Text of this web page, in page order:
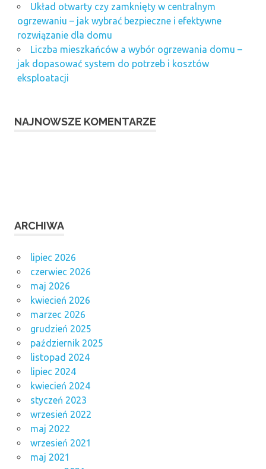
Układ otwarty czy zamknięty w centralnym
ogrzewaniu – jak wybrać bezpieczne i efektywne
rozwiązanie dla domu
Liczba mieszkańców a wybór ogrzewania domu –
jak dopasować system do potrzeb i kosztów
eksploatacji
NAJNOWSZE KOMENTARZE
ARCHIWA
lipiec 2026
czerwiec 2026
maj 2026
kwiecień 2026
marzec 2026
grudzień 2025
październik 2025
listopad 2024
lipiec 2024
kwiecień 2024
styczeń 2023
wrzesień 2022
maj 2022
wrzesień 2021
maj 2021